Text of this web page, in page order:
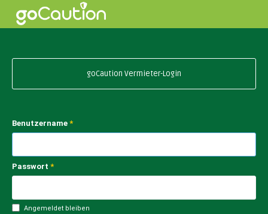
goCaution Vermieter-Login
Benutzername *
Passwort *
Angemeldet bleiben